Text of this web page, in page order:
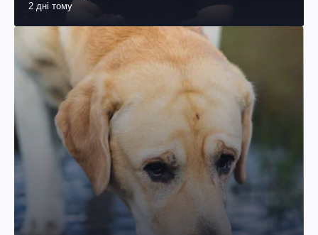
2 дні тому